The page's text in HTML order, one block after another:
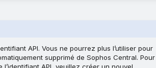
API. Vous ne pourrez plus l’utiliser pour
supprimé de Sophos Central. Pour